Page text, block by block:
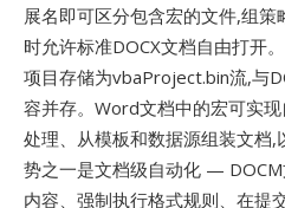
展名即可区分包含宏的文件,组
时允许标准DOCX文档自由打开
项目存储为vbaProject.bin流,与
容并存。Word文档中的宏可实
处理、从模板和数据源组装文档
势之一是文档级自动化 —
内容、强制执行格式规则、在提